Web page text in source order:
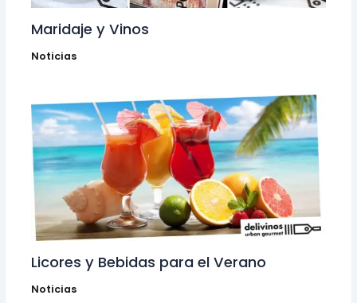
Maridaje y Vinos
Noticias
Licores y Bebidas para el Verano
Noticias